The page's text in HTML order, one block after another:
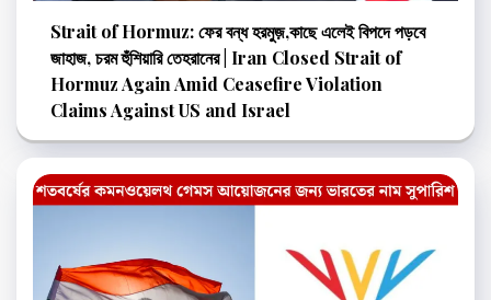
Strait of Hormuz: ফের বন্ধ হরমুজ়,কাছে এলেই বিপদে পড়বে
জাহাজ, চরম হুঁশিয়ারি তেহরানের | Iran Closed Strait of
Hormuz Again Amid Ceasefire Violation
Claims Against US and Israel